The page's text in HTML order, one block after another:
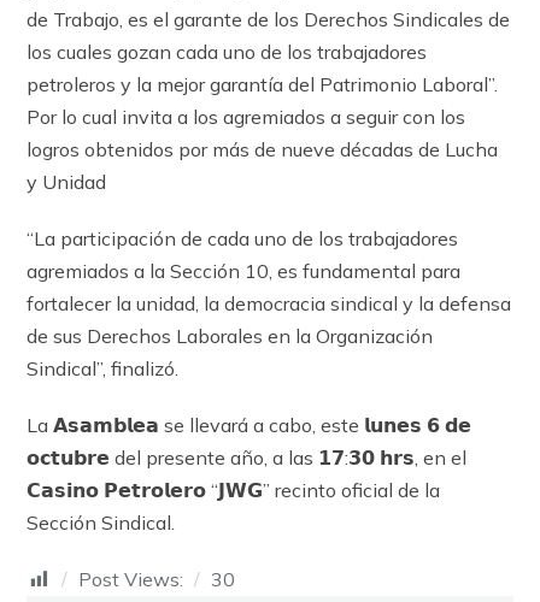
de Trabajo, es el garante de los Derechos Sindicales de
los cuales gozan cada uno de los trabajadores
petroleros y la mejor garantía del Patrimonio Laboral”.
Por lo cual invita a los agremiados a seguir con los
logros obtenidos por más de nueve décadas de Lucha
y Unidad
“La participación de cada uno de los trabajadores
agremiados a la Sección 10, es fundamental para
fortalecer la unidad, la democracia sindical y la defensa
de sus Derechos Laborales en la Organización
Sindical”, finalizó.
La𝗔𝘀𝗮𝗺𝗯𝗹𝗲𝗮 se llevará a cabo, este 𝗹𝘂𝗻𝗲𝘀 𝟲 𝗱𝗲
𝗼𝗰𝘁𝘂𝗯𝗿𝗲 del presente año, a las 𝟭𝟳:𝟯𝟬 𝗵𝗿𝘀 , en el
𝗖𝗮𝘀𝗶𝗻𝗼 𝗣𝗲𝘁𝗿𝗼𝗹𝗲𝗿𝗼 “𝗝𝗪𝗚” recinto oficial de la
Sección Sindical.
Post Views: 30